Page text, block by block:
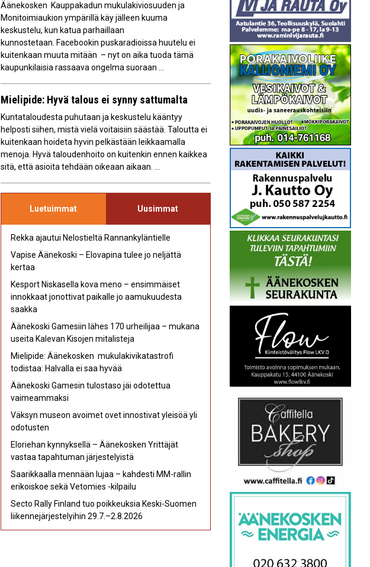
Äänekosken Kauppakadun mukulakiviosuuden ja
Monitoimiaukion ympärillä käy jälleen kuuma
keskustelu, kun katua parhaillaan
kunnostetaan. Facebookin puskaradioissa huutelu ei
kuitenkaan muuta mitään – nyt on aika tuoda tämä
kaupunkilaisia rassaava ongelma suoraan ...
Mielipide: Hyvä talous ei synny sattumalta
Kuntataloudesta puhutaan ja keskustelu kääntyy
helposti siihen, mistä vielä voitaisiin säästää. Taloutta ei
kuitenkaan hoideta hyvin pelkästään leikkaamalla
menoja. Hyvä taloudenhoito on kuitenkin ennen kaikkea
sitä, että asioita tehdään oikeaan aikaan. ...
Luetuimmat Uusimmat
Rekka ajautui Nelostieltä Rannankyläntielle
Vapise Äänekoski – Elovapina tulee jo neljättä
kertaa
Kesport Niskasella kova meno – ensimmäiset
innokkaat jonottivat paikalle jo aamukuudesta
saakka
Äänekoski Gamesiin lähes 170 urheilijaa – mukana
useita Kalevan Kisojen mitalisteja
Mielipide: Äänekosken mukulakivikatastrofi
todistaa: Halvalla ei saa hyvää
Äänekoski Gamesin tulostaso jäi odotettua
vaimeammaksi
Väksyn museon avoimet ovet innostivat yleisöä yli
odotusten
Eloriehan kynnyksellä – Äänekosken Yrittäjät
vastaa tapahtuman järjestelyistä
Saarikkaalla mennään lujaa – kahdesti MM-rallin
erikoiskoe sekä Vetomies -kilpailu
Secto Rally Finland tuo poikkeuksia Keski-Suomen
liikennejärjestelyihin 29.7.–2.8.2026